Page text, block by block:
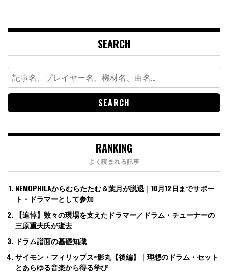
SEARCH
Search
for:
RANKING
よく読まれる記事
NEMOPHILAからむらたたむ＆葉月が脱退｜10月12日までサポー
ト・ドラマーとして参加
【追悼】数々の現場を支えたドラマー／ドラム・チューナーの
三原重夫氏が逝去
ドラム譜面の基礎知識
サイモン・フィリップス×影丸【後編】｜理想のドラム・セット
とあらゆる音楽から得る学び